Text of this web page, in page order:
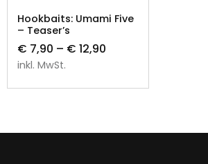
Hookbaits: Umami Five
– Teaser’s
€ 7,90 – € 12,90
inkl. MwSt.